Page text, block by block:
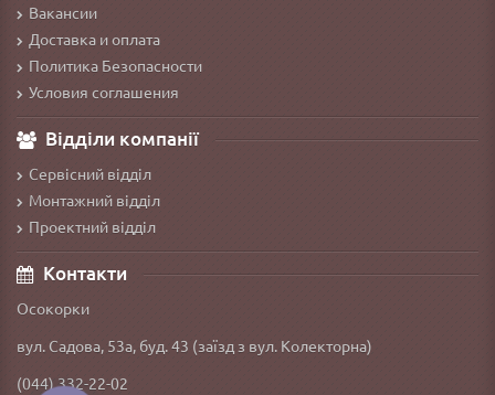
Вакансии
Доставка и оплата
Политика Безопасности
Условия соглашения
Відділи компанії
Сервісний відділ
Монтажний відділ
Проектний відділ
Контакти
Осокорки
вул. Садова, 53а, буд. 43 (заїзд з вул. Колекторна)
(044) 332-22-02